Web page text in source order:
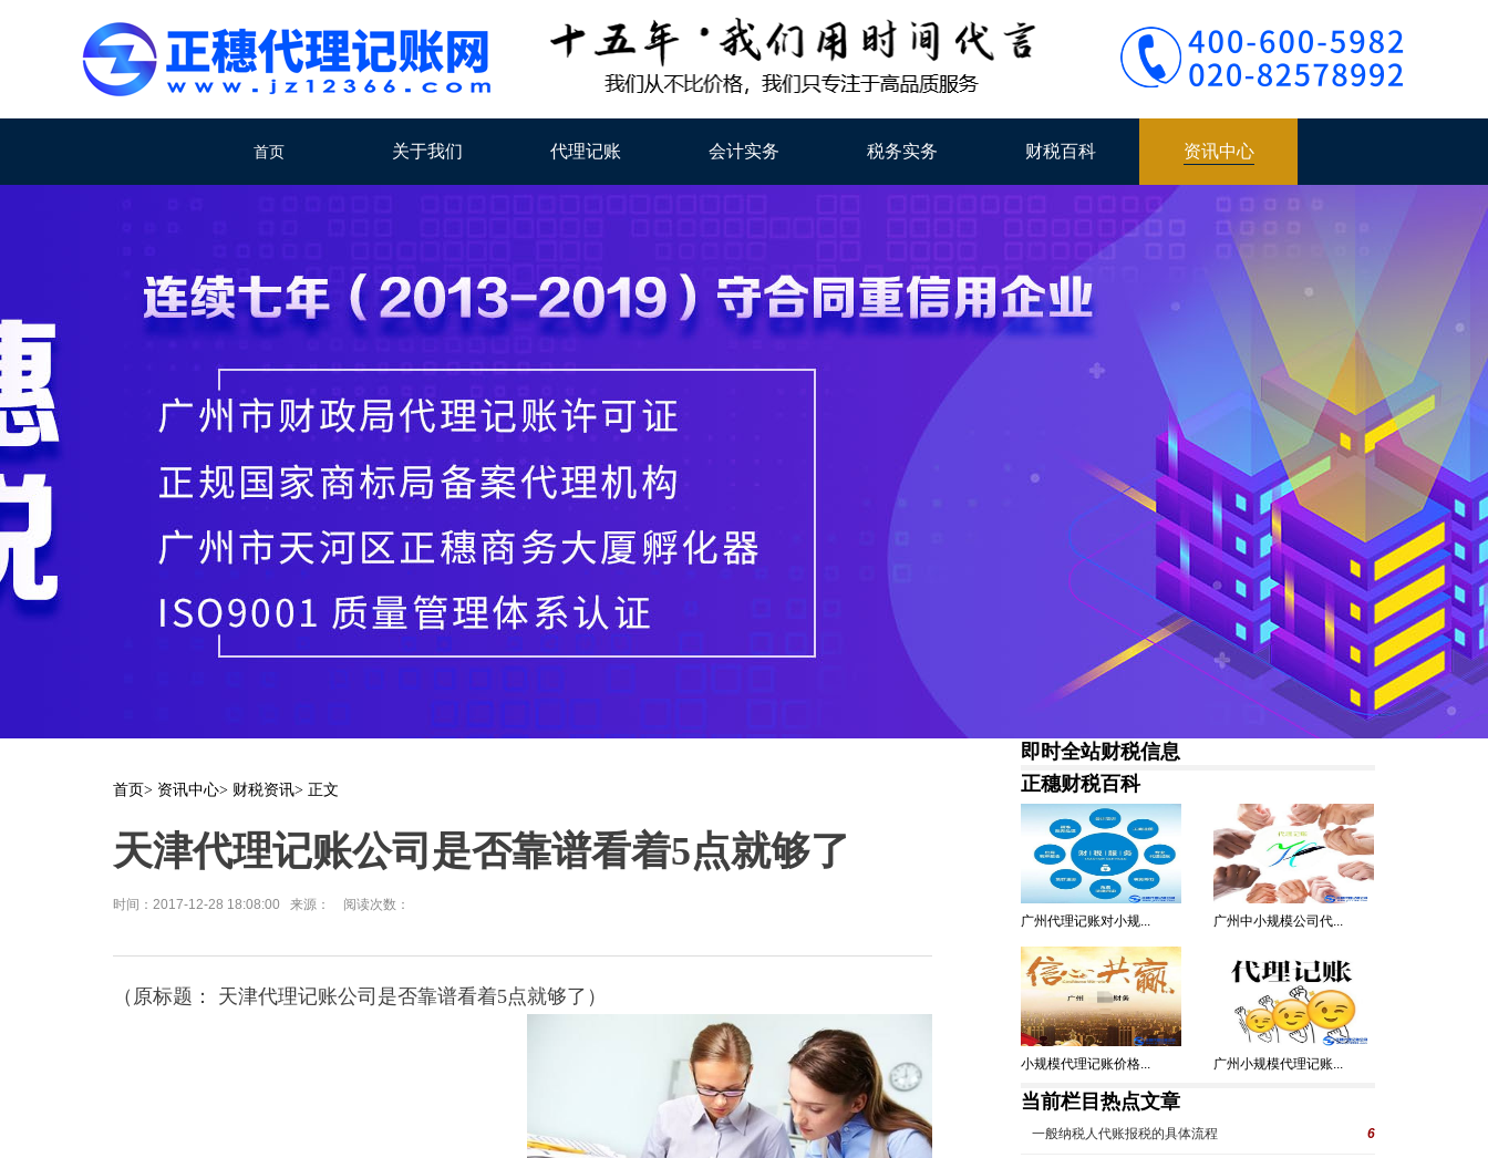
首页 关于我们 代理记账 会计实务 税务实务 财税百科 资讯中心
首页> 资讯中心> 财税资讯> 正文
天津代理记账公司是否靠谱看着5点就够了
时间：2017-12-28 18:08:00 来源： 阅读次数：
（原标题： 天津代理记账公司是否靠谱看着5点就够了）
即时全站财税信息
正穗财税百科
广州代理记账对小规... 广州中小规模公司代...
小规模代理记账价格... 广州小规模代理记账...
当前栏目热点文章
一般纳税人代账报税的具体流程 6